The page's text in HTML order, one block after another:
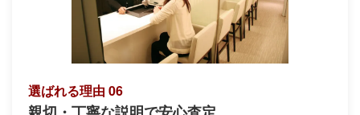
選ばれる理由 06